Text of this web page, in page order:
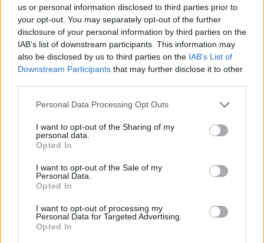
us or personal information disclosed to third parties prior to
your opt-out. You may separately opt-out of the further
disclosure of your personal information by third parties on the
IAB’s list of downstream participants. This information may
also be disclosed by us to third parties on the IAB’s List of
Downstream Participants that may further disclose it to other
Personal Data Processing Opt Outs
I want to opt-out of the Sharing of my
personal data.
Opted In
I want to opt-out of the Sale of my
Personal Data.
Opted In
I want to opt-out of processing my
Personal Data for Targeted Advertising.
Opted In
wydarzeń
Julia – charakterystyka
Labrador Spike – charakterystyka
Kategorie
opracowania
Tagi
Skrzynia Władcy Piorunów – opracowanie
Labrador Spike – charakterystyka
Skrzynia Władcy Piorunów – bohaterowie
Dodaj komentarz
Komentarz